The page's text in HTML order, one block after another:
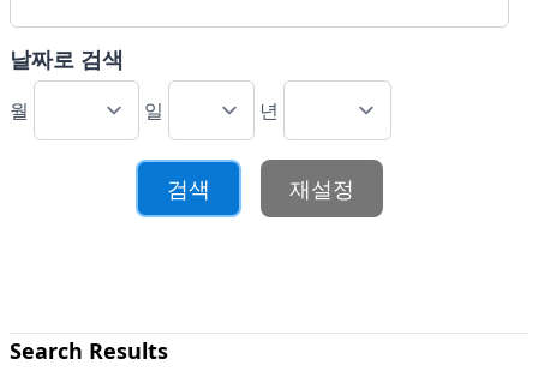
날짜로 검색
월 일 년
재설정
Search Results